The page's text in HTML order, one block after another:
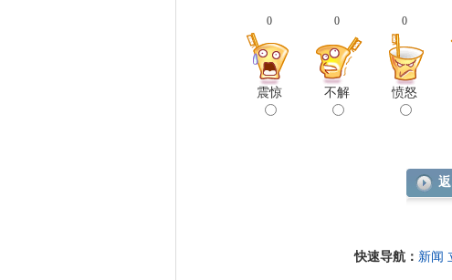
0
震惊
0
不解
0
愤怒
快速导航： 新闻